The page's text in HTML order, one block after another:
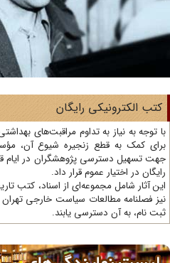
الکترونیکی رایگان
کمک به قطع زنجیره شیوع آن،
تسهیل دسترسی پژوهشگران در ایام
در اختیار عموم قرار داد.
آثار شامل مجموعه‌ای از اسناد، کتب
فصلنامه مطالعات سیاست خارجی تهران
نام، به آن دسترسی یابند.